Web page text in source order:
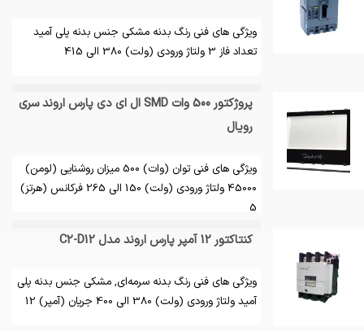
ویژگی های فنی رنگ بدنه مشکی جنس بدنه پلی آمید
تعداد فاز 3 ولتاژ ورودی (ولت) 380 الی 415
پروژکتور 500 وات SMD ال ای دی پارس اروند سری
رویال
ویژگی های فنی توان (وات) 500 میزان روشنایی (لومن)
45000 ولتاژ ورودی (ولت) 150 الی 265 فرکانس (هرتز)
5
کنتاکتور 12 آمپر پارس اروند مدل C2-D12
ویژگی های فنی رنگ بدنه سرمه‌ای, مشکی جنس بدنه پلی
آمید ولتاژ ورودی (ولت) 380 الی 400 جریان (آمپر) 12